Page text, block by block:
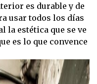
es durable y de
usar todos los días
la estética que se ve
es lo que convence